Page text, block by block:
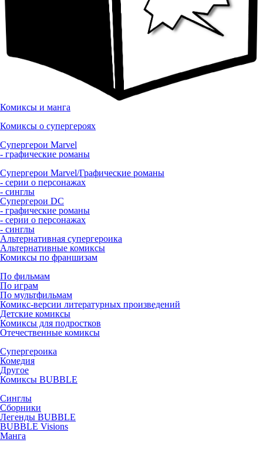
Комиксы и манга
Комиксы о супергероях
Супергерои Marvel
- графические романы
Супергерои Marvel/Графические романы
- серии о персонажах
- синглы
Супергерои DC
- графические романы
- серии о персонажах
- синглы
Альтернативная супергероика
Альтернативные комиксы
Комиксы по франшизам
По фильмам
По играм
По мультфильмам
Комикс-версии литературных произведений
Детские комиксы
Комиксы для подростков
Отечественные комиксы
Супергероика
Комедия
Другое
Комиксы BUBBLE
Синглы
Сборники
Легенды BUBBLE
BUBBLE Visions
Манга